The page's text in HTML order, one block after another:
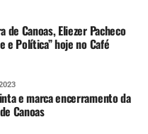
Canoas, Eliezer Pacheco
e Política” hoje no Café
e marca encerramento da
Canoas